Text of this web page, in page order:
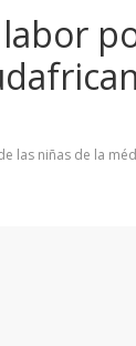
las niñas de la